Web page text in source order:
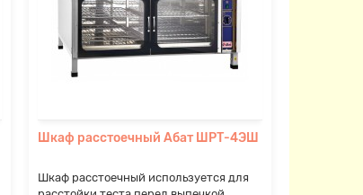
Шкаф расстоечный Абат ШРТ-4ЭШ
Шкаф расстоечный используется для